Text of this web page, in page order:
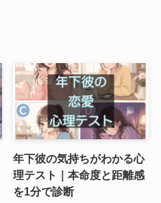
年下彼の気持ちがわかる心
理テスト｜本命度と距離感
を1分で診断